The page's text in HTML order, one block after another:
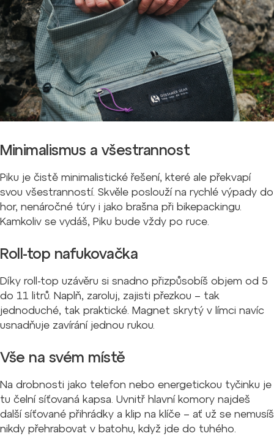
Minimalismus a všestrannost
Piku je čistě minimalistické řešení, které ale překvapí
svou všestranností. Skvěle poslouží na rychlé výpady do
hor, nenáročné túry i jako brašna při bikepackingu.
Kamkoliv se vydáš, Piku bude vždy po ruce.
Roll-top nafukovačka
Díky roll-top uzávěru si snadno přizpůsobíš objem od 5
do 11 litrů. Naplň, zaroluj, zajisti přezkou – tak
jednoduché, tak praktické. Magnet skrytý v límci navíc
usnadňuje zavírání jednou rukou.
Vše na svém místě
Na drobnosti jako telefon nebo energetickou tyčinku je
tu čelní síťovaná kapsa. Uvnitř hlavní komory najdeš
další síťované přihrádky a klip na klíče – ať už se nemusíš
nikdy přehrabovat v batohu, když jde do tuhého.